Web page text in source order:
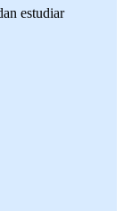
estudiar